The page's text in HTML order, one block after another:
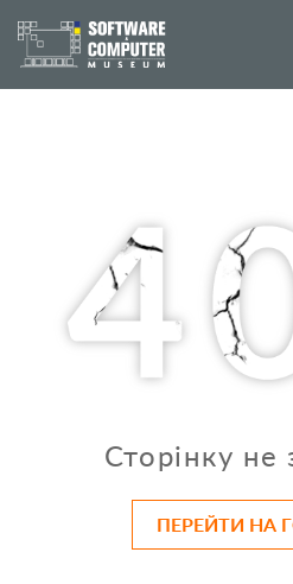
Сторінку не
ПЕРЕЙТИ НА